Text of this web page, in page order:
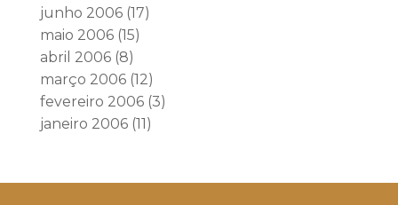
junho 2006(17)
maio 2006(15)
abril 2006(8)
março 2006(12)
fevereiro 2006(3)
janeiro 2006(11)